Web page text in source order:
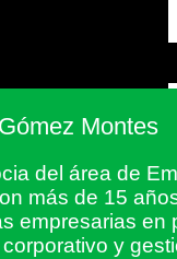
Montes
del área de
más de 15
empresarias en
y